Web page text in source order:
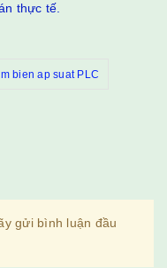
thực tế.
bien ap suat PLC
gửi bình luận đầu